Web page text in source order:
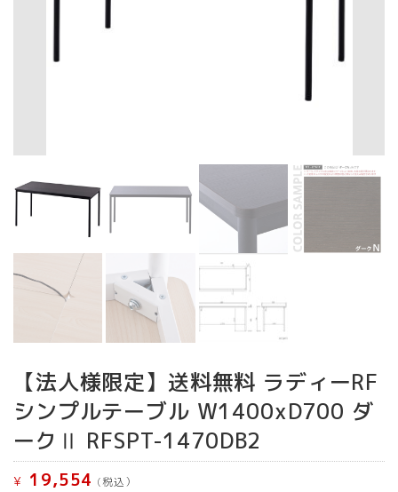
【法人様限定】送料無料 ラディーRF
シンプルテーブル W1400xD700 ダ
ークⅡ RFSPT-1470DB2
¥ 19,554 (税込）